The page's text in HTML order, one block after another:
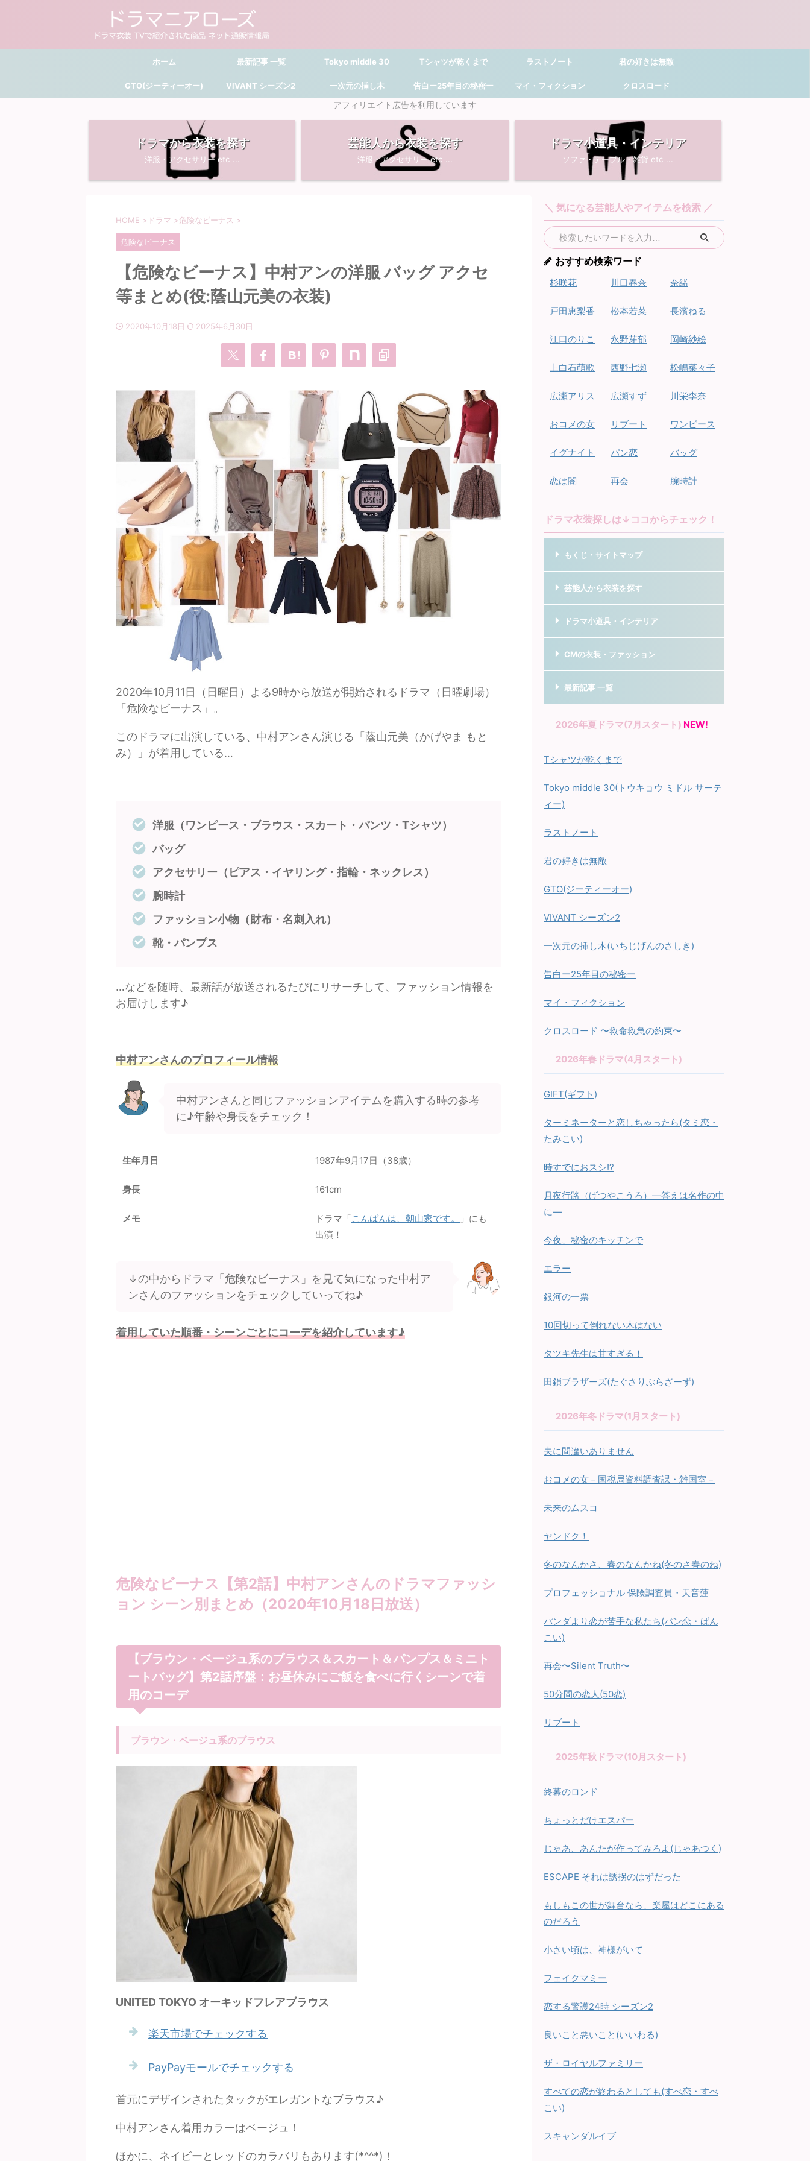
ホーム 最新記事 一覧 Tokyo middle 30 Tシャツが乾くまで ラストノート 君の好きは無敵
GTO(ジーティーオー) VIVANT シーズン2 一次元の挿し木 告白ー25年目の秘密ー マイ・フィクション
クロスロード
アフィリエイト広告を利用しています
ドラマから衣装を探す
洋服・アクセサリー etc ...
芸能人から衣装を探す
洋服・アクセサリー etc ...
ドラマ小道具・インテリア
ソファ・テーブル・雑貨 etc ...
HOME > ドラマ >危険なビーナス >
危険なビーナス
【危険なビーナス】中村アンの洋服 バッグ アクセ
等まとめ(役:蔭山元美の衣装)
2020年10月18日 2025年6月30日
2020年10月11日（日曜日）よる9時から放送が開始されるドラマ（日曜劇場）
「危険なビーナス」。
このドラマに出演している、中村アンさん演じる「蔭山元美（かげやま もと
み）」が着用している…
洋服（ワンピース・ブラウス・スカート・パンツ・Tシャツ）
バッグ
アクセサリー（ピアス・イヤリング・指輪・ネックレス）
腕時計
ファッション小物（財布・名刺入れ）
靴・パンプス
…などを随時、最新話が放送されるたびにリサーチして、ファッション情報を
お届けします♪
中村アンさんのプロフィール情報
中村アンさんと同じファッションアイテムを購入する時の参考
に♪年齢や身長をチェック！
生年月日 1987年9月17日（38歳）
身長 161cm
メモ ドラマ「こんばんは、朝山家です。
」にも
出演！
↓の中からドラマ「危険なビーナス」を見て気になった中村ア
ンさんのファッションをチェックしていってね♪
着用していた順番・シーンごとにコーデを紹介しています♪
危険なビーナス【第2話】中村アンさんのドラマファッシ
ョン シーン別まとめ（2020年10月18日放送）
【ブラウン・ベージュ系のブラウス＆スカート＆パンプス＆ミニト
ートバッグ】第2話序盤：お昼休みにご飯を食べに行くシーンで着
用のコーデ
ブラウン・ベージュ系のブラウス
UNITED TOKYO オーキッドフレアブラウス
楽天市場でチェックする
PayPayモールでチェックする
首元にデザインされたタックがエレガントなブラウス♪
中村アンさん着用カラーはベージュ！
ほかに、ネイビーとレッドのカラバリもあります(*^^*)！
＼ 気になる芸能人やアイテムを検索 ／
おすすめ検索ワード
杉咲花
戸田恵梨香
江口のりこ
上白石萌歌
広瀬アリス
おコメの女
イグナイト
恋は闇
川口春奈
松本若菜
永野芽郁
西野七瀬
広瀬すず
リブート
パン恋
再会
奈緒
長濱ねる
岡崎紗絵
松嶋菜々子
川栄李奈
ワンピース
バッグ
腕時計
ドラマ衣装探しは↓ココからチェック！
もくじ・サイトマップ
芸能人から衣装を探す
ドラマ小道具・インテリア
CMの衣装・ファッション
最新記事 一覧
2026年夏ドラマ(7月スタート) NEW!
Tシャツが乾くまで
Tokyo middle 30(トウキョウ ミドル サーテ
ィー)
ラストノート
君の好きは無敵
GTO(ジーティーオー)
VIVANT シーズン2
一次元の挿し木(いちじげんのさしき)
告白ー25年目の秘密ー
マイ・フィクション
クロスロード 〜救命救急の約束〜
2026年春ドラマ(4月スタート)
GIFT(ギフト)
ターミネーターと恋しちゃったら(タミ恋・
たみこい)
時すでにおスシ!?
月夜行路（げつやこうろ）—答えは名作の中
に—
今夜、秘密のキッチンで
エラー
銀河の一票
10回切って倒れない木はない
タツキ先生は甘すぎる！
田鎖ブラザーズ(たぐさりぶらざーず)
2026年冬ドラマ(1月スタート)
夫に間違いありません
おコメの女－国税局資料調査課・雑国室－
未来のムスコ
ヤンドク！
冬のなんかさ、春のなんかね(冬のさ春のね)
プロフェッショナル 保険調査員・天音蓮
パンダより恋が苦手な私たち(パン恋・ぱん
こい)
再会〜Silent Truth〜
50分間の恋人(50恋)
リブート
2025年秋ドラマ(10月スタート)
終幕のロンド
ちょっとだけエスパー
じゃあ、あんたが作ってみろよ(じゃあつく)
ESCAPE それは誘拐のはずだった
もしもこの世が舞台なら、楽屋はどこにある
のだろう
小さい頃は、神様がいて
フェイクマミー
恋する警護24時 シーズン2
良いこと悪いこと(いいわる)
ザ・ロイヤルファミリー
すべての恋が終わるとしても(すべ恋・すべ
こい)
スキャンダルイブ